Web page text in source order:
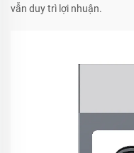
vẫn duy trì lợi nhuận.